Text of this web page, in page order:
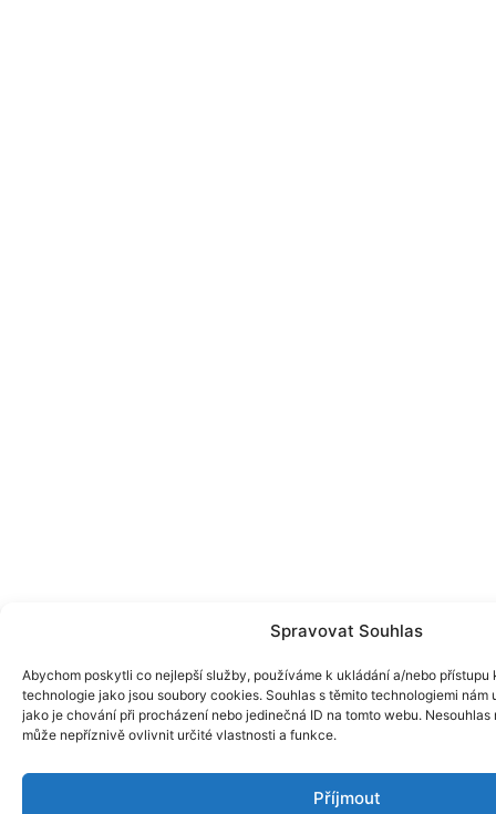
Spravovat Souhlas
Abychom poskytli co nejlepší služby, používáme k ukládání a/nebo přístupu
technologie jako jsou soubory cookies. Souhlas s těmito technologiemi
jako je chování při procházení nebo jedinečná ID na tomto webu. Nesouhlas
může nepříznivě ovlivnit určité vlastnosti a funkce.
Příjmout